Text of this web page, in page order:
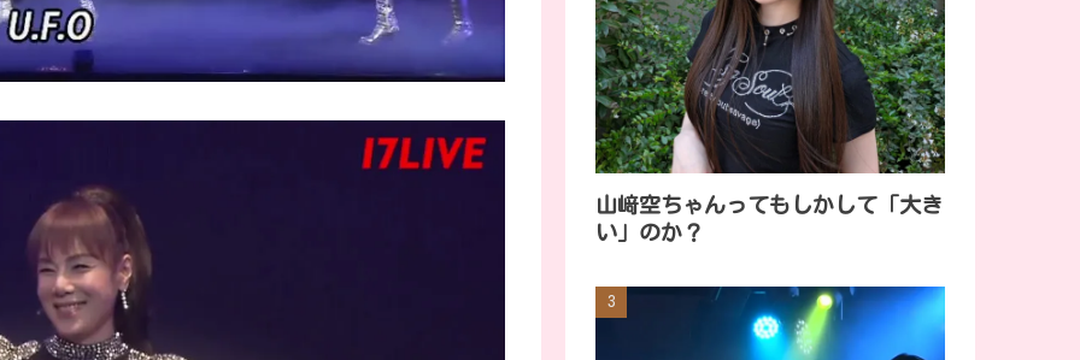
山﨑空ちゃんってもしかして「大き
い」のか？